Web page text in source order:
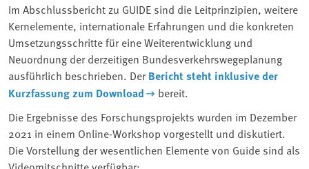
Im Abschlussbericht zu GUIDE sind die Leitprinzipien, weitere
Kernelemente, internationale Erfahrungen und die konkreten
Umsetzungsschritte für eine Weiterentwicklung und
Neuordnung der derzeitigen Bundesverkehrswegeplanung
ausführlich beschrieben. DerBericht steht inklusive der
Kurzfassung zum Download
bereit.
Die Ergebnisse des Forschungsprojekts wurden im Dezember
2021 in einem Online-Workshop vorgestellt und diskutiert.
Die Vorstellung der wesentlichen Elemente von Guide sind als
Videomitschnitte verfügbar: